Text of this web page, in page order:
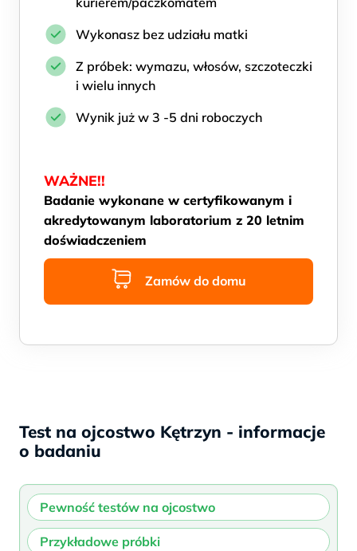
Wykonasz bez udziału matki
Z próbek: wymazu, włosów, szczoteczki
i wielu innych
Wynik już w 3 -5 dni roboczych
WAŻNE!!
Badanie wykonane w certyfikowanym i
akredytowanym laboratorium z 20 letnim
doświadczeniem
Zamów do domu
Test na ojcostwo Kętrzyn - informacje
o badaniu
Pewność testów na ojcostwo
Przykładowe próbki